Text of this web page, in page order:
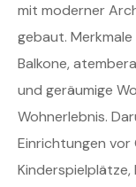
mit moderner
gebaut.
Balkone,
und geräumige
Wohnerlebnis.
Einrichtungen vor
Kinderspielplätze,